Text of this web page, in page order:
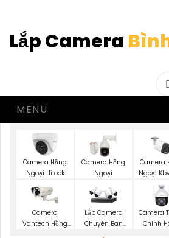
Lắp Camera
MENU
Camera Hồng
Ngoại Hilook
Camera Hồng
Ngoại
Camera
Ngoại
Camera
Vantech Hồng
Lắp Camera
Chuyên Ban
Camera
Chính